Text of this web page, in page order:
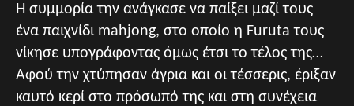
Η συμμορία την ανάγκασε να παίξει μαζί τους
ένα παιχνίδι mahjong, στο οποίο η Furuta τους
νίκησε υπογράφοντας όμως έτσι το τέλος της…
Αφού την χτύπησαν άγρια και οι τέσσερις, έριξαν
καυτό κερί στο πρόσωπό της και στη συνέχεια